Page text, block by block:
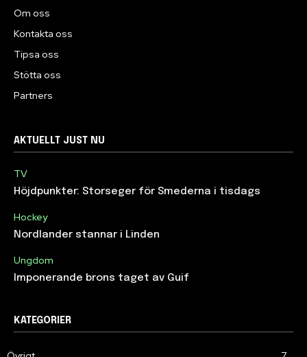
Om oss
Kontakta oss
Tipsa oss
Stötta oss
Partners
AKTUELLT JUST NU
TV
Höjdpunkter: Storseger för Smederna i tisdags
Hockey
Nordlander stannar i Linden
Ungdom
Imponerande brons taget av Guif
KATEGORIER